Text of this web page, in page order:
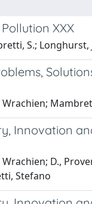
XXX
S.; Longhurst,
Wrachien;
Innovation
D.,
Stefano